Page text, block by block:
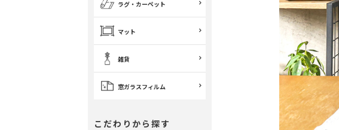
ラグ・カーペット
マット
雑貨
窓ガラスフィルム
こだわりから探す